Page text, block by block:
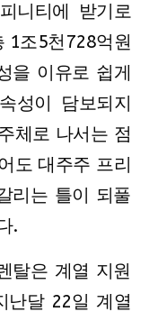
니티에 받기로
1조5천728억원
을 이유로 쉽게
성이 담보되지
체로 나서는 점
도 대주주 프리
리는 틀이 되풀
.
탈은 계열 지원
난달 22일 계열